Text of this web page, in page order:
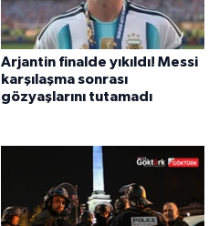
Arjantin finalde yıkıldı! Messi
karşılaşma sonrası
gözyaşlarını tutamadı